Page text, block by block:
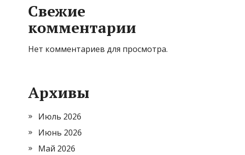
Свежие
комментарии
Нет комментариев для просмотра.
Архивы
Июль 2026
Июнь 2026
Май 2026